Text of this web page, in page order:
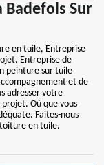
Sur
en tuile, Entreprise
Entreprise de
peinture sur tuile
et de
adresser votre
Où que vous
Faites-nous
en tuile.